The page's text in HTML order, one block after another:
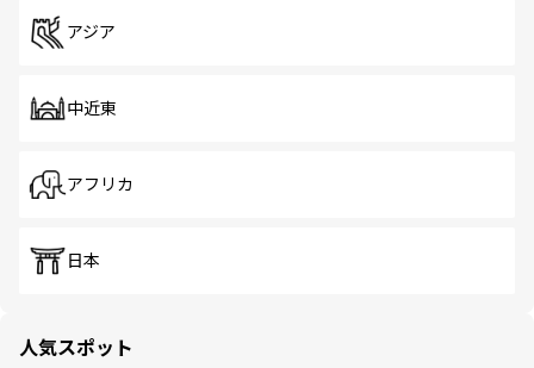
アジア
中近東
アフリカ
日本
人気スポット